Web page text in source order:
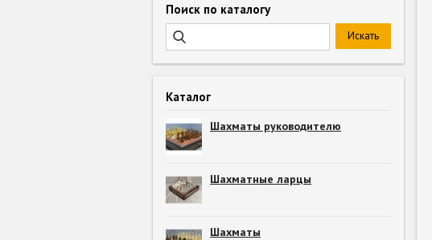
Поиск по каталогу
Каталог
Шахматы руководителю
Шахматные ларцы
Шахматы